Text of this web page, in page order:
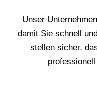
Unser
damit Sie schnell
stellen sicher,